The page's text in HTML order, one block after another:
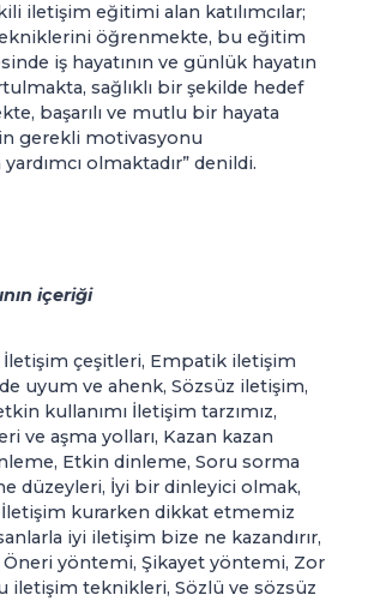
iletişim eğitimi alan katılımcılar;
öğrenmekte, bu eğitim
iş hayatının ve günlük hayatın
sağlıklı bir şekilde hedef
başarılı ve mutlu bir hayata
gerekli motivasyonu
yardımcı olmaktadır” denildi.
içeriği
çeşitleri, Empatik iletişim
uyum ve ahenk, Sözsüz iletişim,
kullanımı İletişim tarzımız,
ve aşma yolları, Kazan kazan
Etkin dinleme, Soru sorma
düzeyleri, İyi bir dinleyici olmak,
kurarken dikkat etmemiz
iyi iletişim bize ne kazandırır,
yöntemi, Şikayet yöntemi, Zor
iletişim teknikleri, Sözlü ve sözsüz